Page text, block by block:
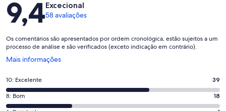
9,4Excecional
58 avaliações
Os comentários são apresentados por ordem cronológica, estão sujeitos a um
processo de análise e são verificados (exceto indicação em contrário).
Mais informações
Abre
nova
janela
Pontuação
de
10,
10: Excelente 39
Pontuação
de
8: Bom 18